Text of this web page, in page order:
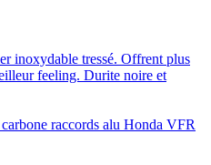
inoxydable tressé. Offrent plus
feeling. Durite noire et